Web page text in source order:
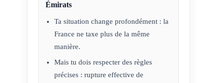
Émirats
Ta situation change profondément : la
France ne taxe plus de la même
manière.
Mais tu dois respecter des règles
précises : rupture effective de